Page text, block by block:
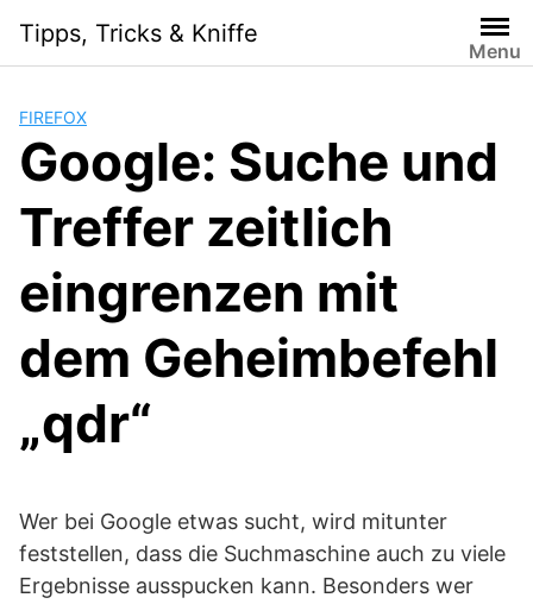
content
Tipps, Tricks & Kniffe
Menu
FIREFOX
Google: Suche und
Treffer zeitlich
eingrenzen mit
dem Geheimbefehl
„qdr“
Wer bei Google etwas sucht, wird mitunter
feststellen, dass die Suchmaschine auch zu viele
Ergebnisse ausspucken kann. Besonders wer